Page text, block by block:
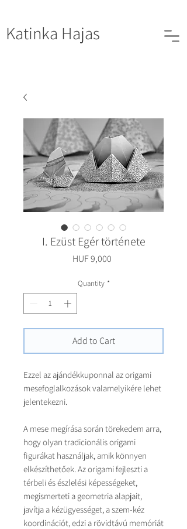
Katinka Hajas
I. Ezüst Egér története
HUF 9,000
Quantity *
Add to Cart
Ezzel az ajándékkuponnal az origami
mesefoglalkozások valamelyikére lehet
jelentekezni.
A mese megírása során törekedem arra,
hogy olyan tradicionális origami
figurákat használjak, amik könnyen
elkészíthetőek. Az origami fejleszti a
térbeli és észlelési képességeket,
megismerteti a geometria alapjait,
javítja a kézügyességet, a szem-kéz
koordinációt, edzi a rövidtávú memóriát